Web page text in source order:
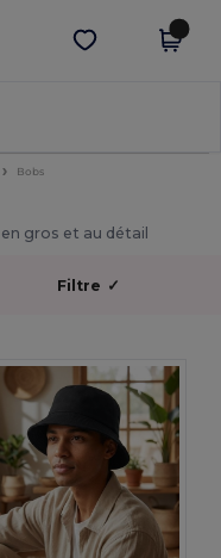
Obtenir l'appli
Bobs
en gros et au détail
Filtre ✓